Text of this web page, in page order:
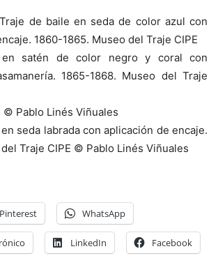
de baile en seda de color azul con
1860-1865. Museo del Traje CIPE
en satén de color negro y coral con
1865-1868. Museo del Traje
© Pablo Linés Viñuales
seda labrada con aplicación de encaje.
Traje CIPE © Pablo Linés Viñuales
Pinterest WhatsApp
LinkedIn Facebook